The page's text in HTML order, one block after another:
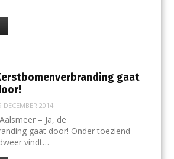
gaat
DECEMBER 2014
Aalsmeer – Ja, de
gaat door! Onder toeziend
vindt…